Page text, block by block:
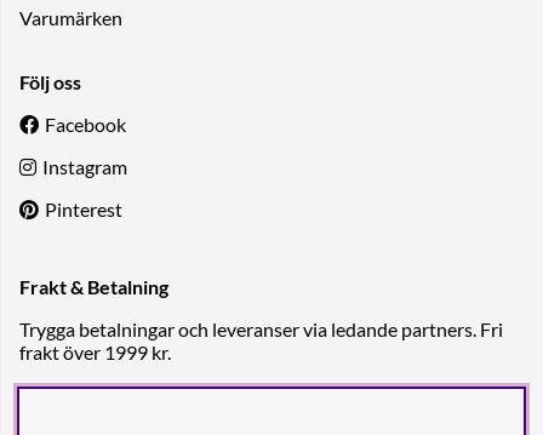
Varumärken
Följ oss
Facebook
Instagram
Pinterest
Frakt & Betalning
Trygga betalningar och leveranser via ledande partners. Fri
frakt över 1999 kr.